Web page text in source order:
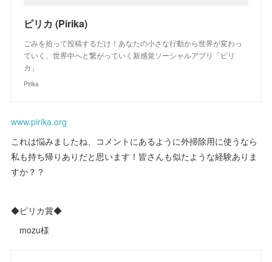
ピリカ (Pirika)
ごみを拾って投稿するだけ！あなたの小さな行動から世界が変わっ
ていく、世界中へと繋がっていく新感覚ソーシャルアプリ「ピリ
カ」
Pirika
www.pirika.org
これは悩みましたね、コメントにあるように外掃除用に使うなら
私も持ち帰りありだと思います！皆さんも似たような経験ありま
すか？？
◆ピリカ賞◆
mozu様